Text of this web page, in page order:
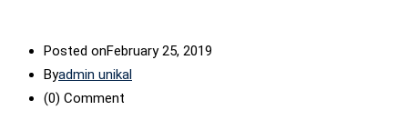
Posted onFebruary 25, 2019
Byadmin unikal
(0) Comment